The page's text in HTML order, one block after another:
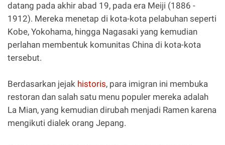
datang pada akhir abad 19, pada era Meiji (1886 -
1912). Mereka menetap di kota-kota pelabuhan seperti
Kobe, Yokohama, hingga Nagasaki yang kemudian
perlahan membentuk komunitas China di kota-kota
tersebut.
Berdasarkan jejak historis, para imigran ini membuka
restoran dan salah satu menu populer mereka adalah
La Mian, yang kemudian dirubah menjadi Ramen karena
mengikuti dialek orang Jepang.